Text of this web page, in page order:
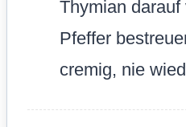
Thymian
Pfeffer
cremig, nie